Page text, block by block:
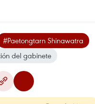
#Paetongtarn Shinawatra
del gabinete